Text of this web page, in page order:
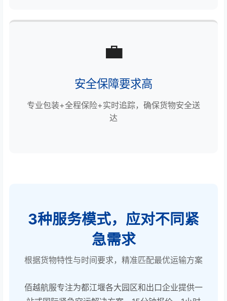
💼
安全保障要求高
专业包装+全程保险+实时追踪，确保货物安全送
达
3种服务模式，应对不同紧
急需求
根据货物特性与时间要求，精准匹配最优运输方案
佰越航服专注为都江堰各大园区和出口企业提供一